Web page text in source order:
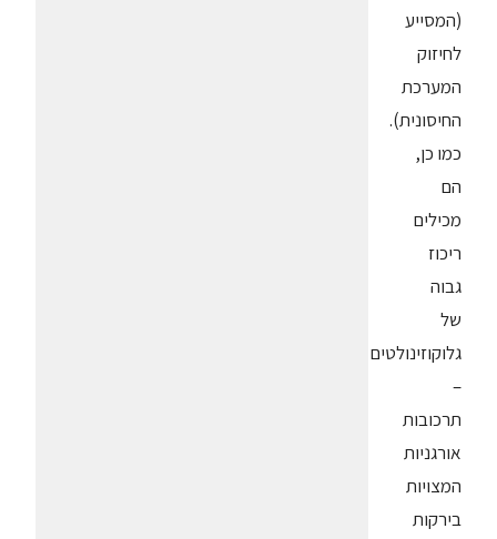
(המסייע
לחיזוק
המערכת
החיסונית).
כמו כן,
הם
מכילים
ריכוז
גבוה
של
גלוקוזינולטים
–
תרכובות
אורגניות
המצויות
בירקות